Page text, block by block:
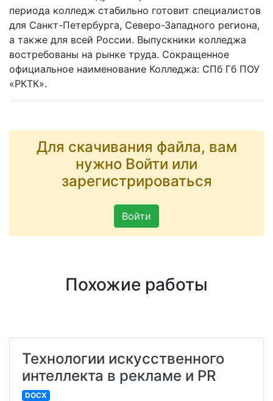
периода колледж стабильно готовит специалистов
для Санкт-Петербурга, Северо-Западного региона,
а также для всей России. Выпускники колледжа
востребованы на рынке труда. Сокращенное
официальное наименование Колледжа: СПб Гб ПОУ
«РКТК».
Для скачивания файла, вам
нужно Войти или
зарегистрироваться
Войти
Похожие работы
Технологии искусственного
интеллекта в рекламе и PR
DOCX